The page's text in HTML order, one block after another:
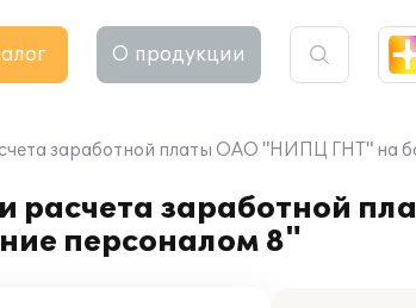
О продукции
заработной платы ОАО "НИПЦ ГНТ" на
и расчета заработной
персоналом 8"